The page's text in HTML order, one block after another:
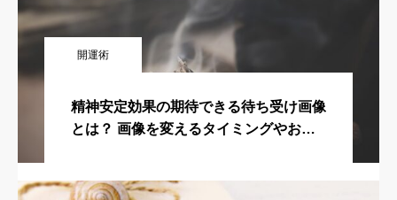
開運術
精神安定効果の期待できる待ち受け画像
とは？ 画像を変えるタイミングやおす